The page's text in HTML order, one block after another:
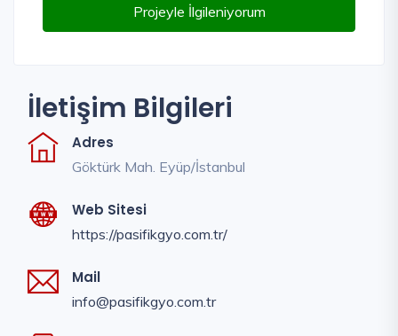
Projeyle İlgileniyorum
İletişim Bilgileri
Adres
Göktürk Mah. Eyüp/İstanbul
Web Sitesi
https://pasifikgyo.com.tr/
Mail
info@pasifikgyo.com.tr